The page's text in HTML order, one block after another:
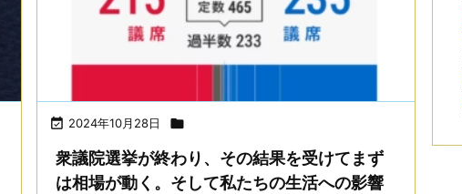
 2024年10月28日 
衆議院選挙が終わり、その結果を受けてまず
は相場が動く。そして私たちの生活への影響